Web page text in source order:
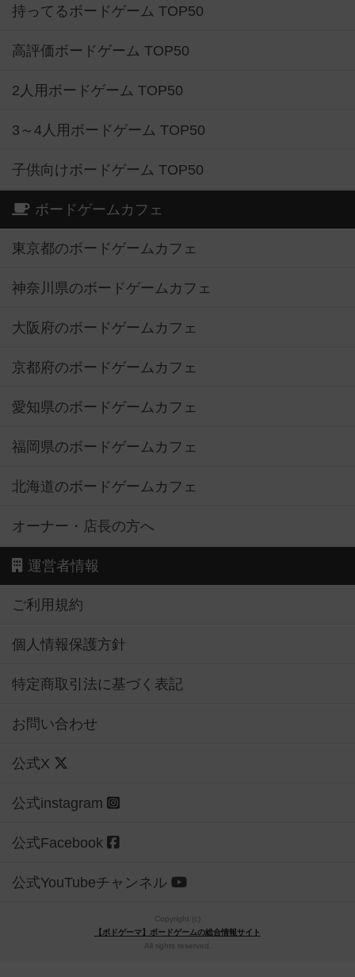
持ってるボードゲーム TOP50
高評価ボードゲーム TOP50
2人用ボードゲーム TOP50
3～4人用ボードゲーム TOP50
子供向けボードゲーム TOP50
ボードゲームカフェ
東京都のボードゲームカフェ
神奈川県のボードゲームカフェ
大阪府のボードゲームカフェ
京都府のボードゲームカフェ
愛知県のボードゲームカフェ
福岡県のボードゲームカフェ
北海道のボードゲームカフェ
オーナー・店長の方へ
運営者情報
ご利用規約
個人情報保護方針
特定商取引法に基づく表記
お問い合わせ
公式X
公式instagram
公式Facebook
公式YouTubeチャンネル
Copyright (c)
【ボドゲーマ】ボードゲームの総合情報サイト
All rights reserved.